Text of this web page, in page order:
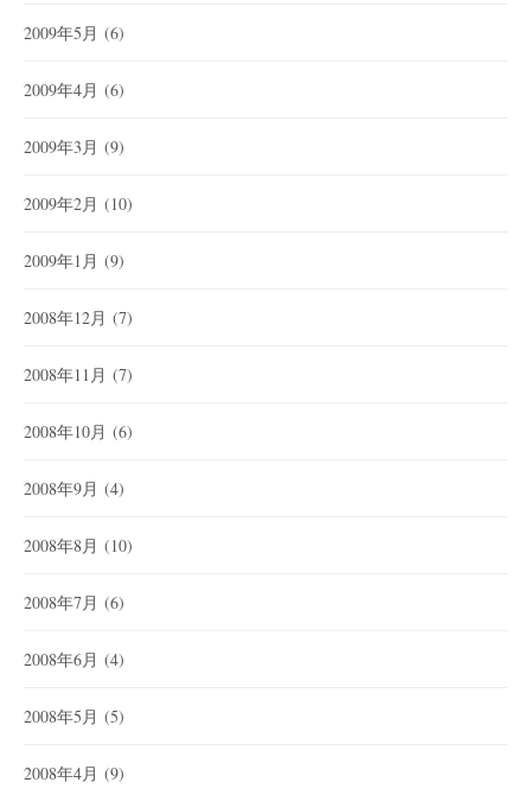
2009年5月 (6)
2009年4月 (6)
2009年3月 (9)
2009年2月 (10)
2009年1月 (9)
2008年12月 (7)
2008年11月 (7)
2008年10月 (6)
2008年9月 (4)
2008年8月 (10)
2008年7月 (6)
2008年6月 (4)
2008年5月 (5)
2008年4月 (9)